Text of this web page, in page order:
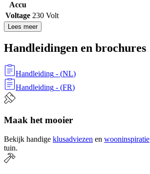
Accu
Voltage 230 Volt
Lees meer
Handleidingen en brochures
Handleiding - (NL)
Handleiding - (FR)
Maak het mooier
Bekijk handige klusadviezen en wooninspiratie
tuin.